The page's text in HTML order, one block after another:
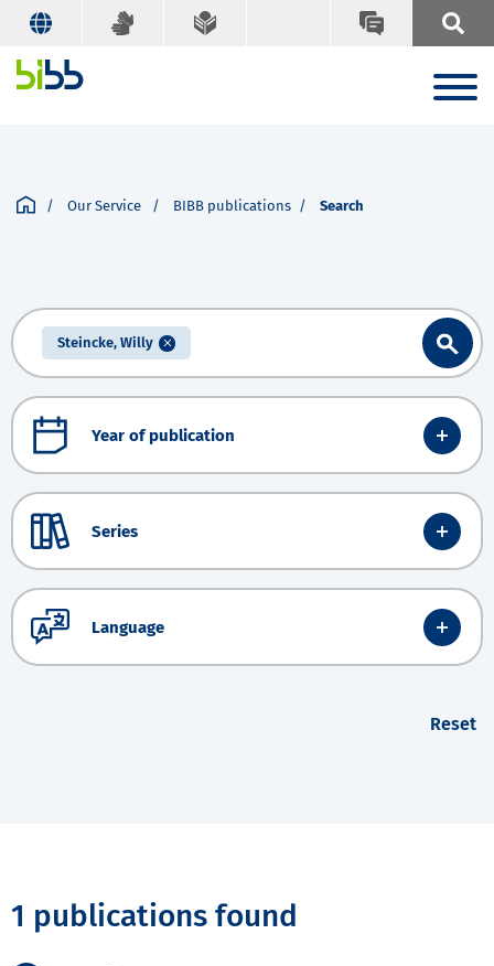
Our Service BIBB publications Search
Steincke, Willy
Year of publication
Series
Language
Reset
1 publications found